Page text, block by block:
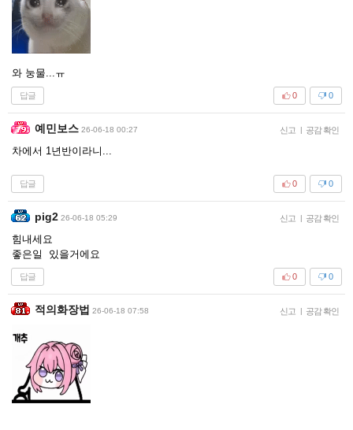
와 눙물...ㅠ
답글 0
0
예민보스 26-06-18 00:27 신고 | 공감 확인
차에서 1년반이라니...
답글 0
0
pig2 26-06-18 05:29 신고 | 공감 확인
힘내세요
좋은일 있을거에요
답글 0
0
적의화장법 26-06-18 07:58 신고 | 공감 확인